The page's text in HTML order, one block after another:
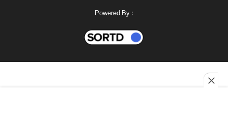
Powered By :